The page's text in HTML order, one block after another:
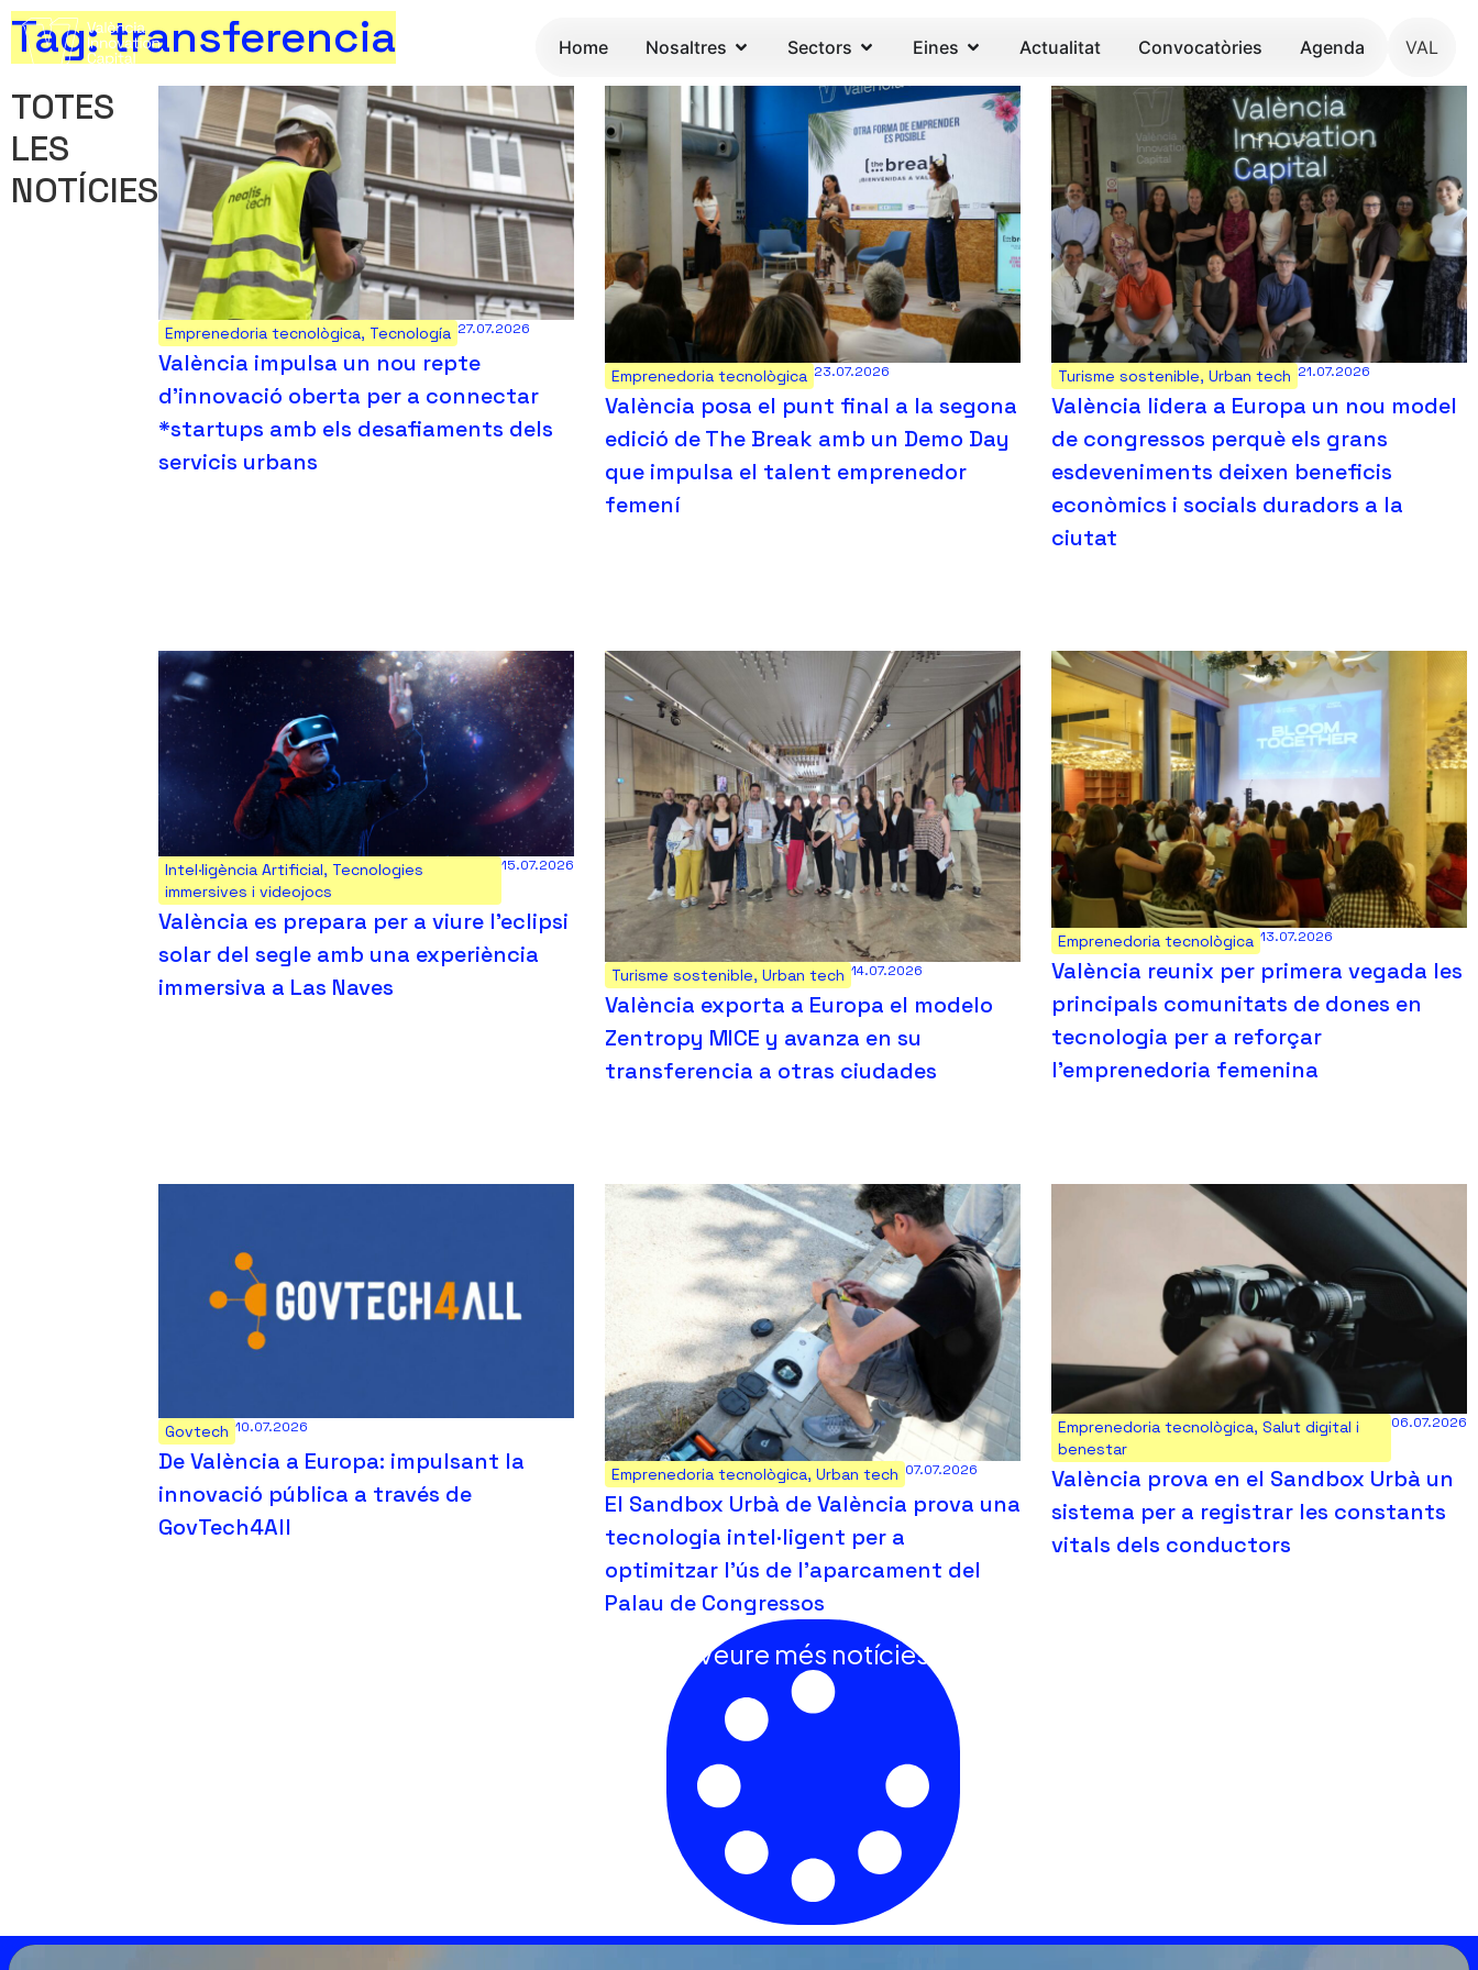
Home Nosaltres Sectors Eines Actualitat Convocatòries Agenda VAL
Tag: transferencia
TOTES
LES
NOTÍCIES
Emprenedoria tecnològica, Tecnología 27.07.2026
València impulsa un nou repte
d’innovació oberta per a connectar
*startups amb els desafiaments dels
servicis urbans
Emprenedoria tecnològica 23.07.2026
València posa el punt final a la segona
edició de The Break amb un Demo Day
que impulsa el talent emprenedor
femení
Turisme sostenible, Urban tech 21.07.2026
València lidera a Europa un nou model
de congressos perquè els grans
esdeveniments deixen beneficis
econòmics i socials duradors a la
ciutat
Intel·ligència Artificial, Tecnologies
immersives i videojocs
15.07.2026
València es prepara per a viure l’eclipsi
solar del segle amb una experiència
immersiva a Las Naves
Turisme sostenible, Urban tech 14.07.2026
València exporta a Europa el modelo
Zentropy MICE y avanza en su
transferencia a otras ciudades
Emprenedoria tecnològica 13.07.2026
València reunix per primera vegada les
principals comunitats de dones en
tecnologia per a reforçar
l’emprenedoria femenina
Govtech 10.07.2026
De València a Europa: impulsant la
innovació pública a través de
GovTech4All
Emprenedoria tecnològica, Urban tech 07.07.2026
El Sandbox Urbà de València prova una
tecnologia intel·ligent per a
optimitzar l’ús de l’aparcament del
Palau de Congressos
Emprenedoria tecnològica, Salut digital i
benestar
06.07.2026
València prova en el Sandbox Urbà un
sistema per a registrar les constants
vitals dels conductors
Veure més notícies